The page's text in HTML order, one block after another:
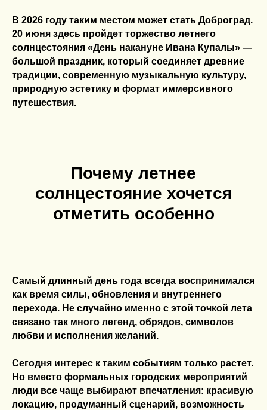
В 2026 году таким местом может стать Доброград.
20 июня здесь пройдет торжество летнего
солнцестояния «День накануне Ивана Купалы» —
большой праздник, который соединяет древние
традиции, современную музыкальную культуру,
природную эстетику и формат иммерсивного
путешествия.
Почему летнее
солнцестояние хочется
отметить особенно
Самый длинный день года всегда воспринимался
как время силы, обновления и внутреннего
перехода. Не случайно именно с этой точкой лета
связано так много легенд, обрядов, символов
любви и исполнения желаний.
Сегодня интерес к таким событиям только растет.
Но вместо формальных городских мероприятий
люди все чаще выбирают впечатления: красивую
локацию, продуманный сценарий, возможность